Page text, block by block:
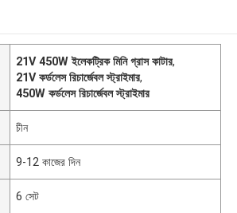
21V 450W ইলেকট্রিক মিনি গ্রাস কাটার,
21V কর্ডলেস রিচার্জেবল স্ট্রাইমার,
450W কর্ডলেস রিচার্জেবল স্ট্রাইমার
চীন
9-12 কাজের দিন
6 সেট